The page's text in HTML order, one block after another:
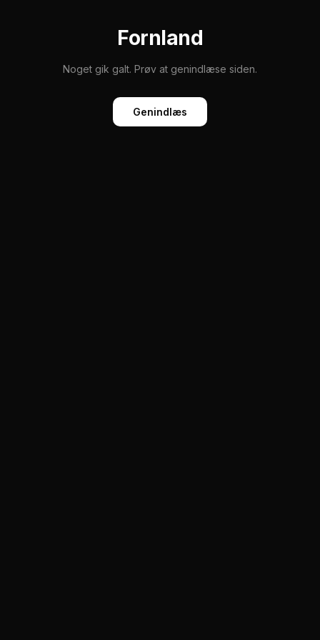
Fornland
Noget gik galt. Prøv at genindlæse siden.
Genindlæs